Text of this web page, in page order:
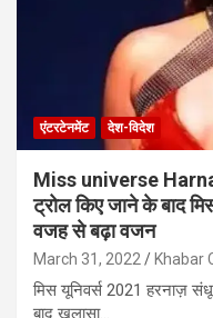
एंटरटेनमेंट देश-विदेश
Miss universe
ट्रोल किए जाने के बाद
वजह से बढ़ा वजन
March 31, 2022 Khabar
मिस यूनिवर्स 2021 हरनाज़
बाद खुलासा…